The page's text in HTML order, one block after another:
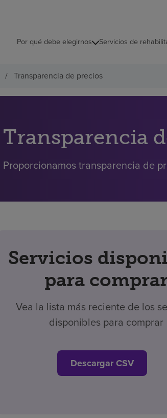
Por qué debe elegirnos Servicios de
/ Transparencia de precios
Transparencia
Proporcionamos transparencia de
Servicios
para
Vea la lista más reciente de los
disponibles para comprar
Descargar CSV